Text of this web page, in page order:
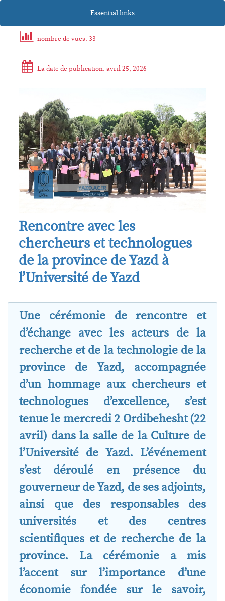
Essential links
nombre de vues: 33
La date de publication: avril 25, 2026
Rencontre avec les
chercheurs et technologues
de la province de Yazd à
l’Université de Yazd
Une cérémonie de rencontre et
d’échange avec les acteurs de la
recherche et de la technologie de la
province de Yazd, accompagnée
d’un hommage aux chercheurs et
technologues d’excellence, s’est
tenue le mercredi 2 Ordibehesht (22
avril) dans la salle de la Culture de
l’Université de Yazd. L’événement
s’est déroulé en présence du
gouverneur de Yazd, de ses adjoints,
ainsi que des responsables des
universités et des centres
scientifiques et de recherche de la
province. La cérémonie a mis
l’accent sur l’importance d’une
économie fondée sur le savoir,